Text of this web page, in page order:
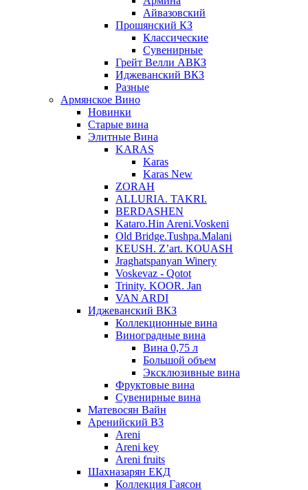
Айвазовский
Прошянский КЗ
Классические
Сувенирные
Грейт Велли АВКЗ
Иджеванский ВКЗ
Разные
Армянское Вино
Новинки
Старые вина
Элитные Вина
KARAS
Karas
Karas New
ZORAH
ALLURIA. TAKRI.
BERDASHEN
Kataro.Hin Areni.Voskeni
Old Bridge.Tushpa.Malani
KEUSH. Z’art. KOUASH
Jraghatspanyan Winery
Voskevaz - Qotot
Trinity. KOOR. Jan
VAN ARDI
Иджеванский ВКЗ
Коллекционные вина
Виноградные вина
Вина 0,75 л
Большой объем
Эксклюзивные вина
Фруктовые вина
Cувенирные вина
Матевосян Вайн
Аренийский ВЗ
Areni
Areni key
Areni fruits
Шахназарян ЕКД
Коллекция Гаясон